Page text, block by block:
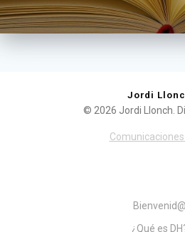
Jordi
© 2026 Jordi Llonch.
Bienvenid@
¿Qué es